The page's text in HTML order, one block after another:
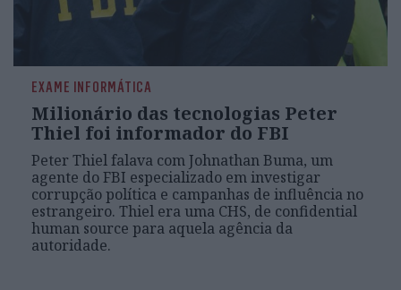
EXAME INFORMÁTICA
Milionário das tecnologias Peter
Thiel foi informador do FBI
Peter Thiel falava com Johnathan Buma, um
agente do FBI especializado em investigar
corrupção política e campanhas de influência no
estrangeiro. Thiel era uma CHS, de confidential
human source para aquela agência da
autoridade.